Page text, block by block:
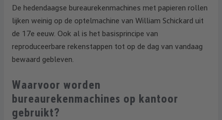
De hedendaagse bureaurekenmachines met papieren rollen
lijken weinig op de optelmachine van William Schickard uit
de 17e eeuw. Ook al is het basisprincipe van
reproduceerbare rekenstappen tot op de dag van vandaag
bewaard gebleven.
Waarvoor worden
bureaurekenmachines op kantoor
gebruikt?